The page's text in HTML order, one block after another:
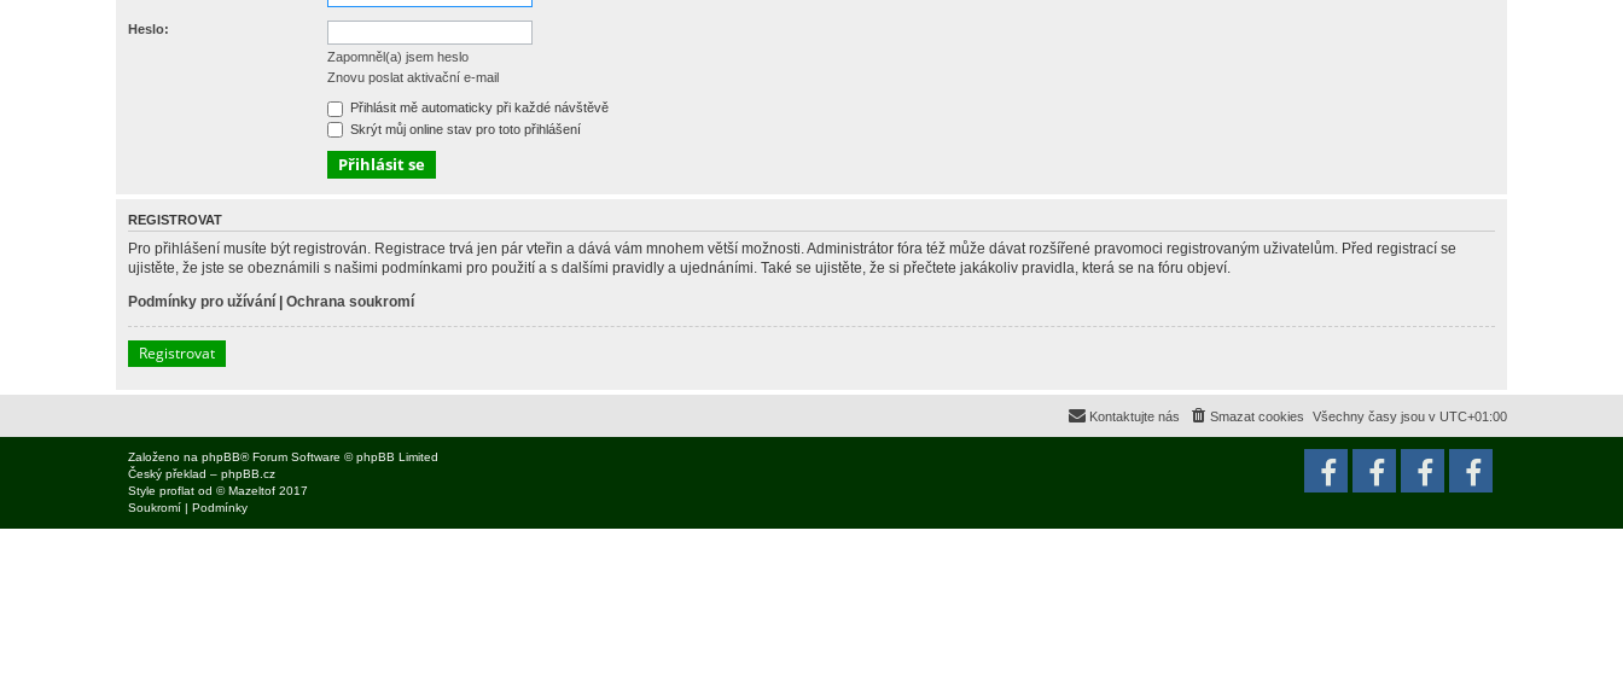
Heslo:
Zapomněl(a) jsem heslo
Znovu poslat aktivační e-mail
Přihlásit mě automaticky při každé návštěvě
Skrýt můj online stav pro toto přihlášení
REGISTROVAT
Pro přihlášení musíte být registrován. Registrace trvá jen pár vteřin a dává vám mnohem větší možnosti. Administrátor fóra též může dávat rozšířené pravomoci registrovaným uživatelům. Před registrací se
ujistěte, že jste se obeznámili s našimi podmínkami pro použití a s dalšími pravidly a ujednáními. Také se ujistěte, že si přečtete jakákoliv pravidla, která se na fóru objeví.
Podmínky pro užívání | Ochrana soukromí
Registrovat
Všechny časy jsou v UTC+01:00
Smazat cookies
Kontaktujte nás
Založeno na phpBB® Forum Software © phpBB Limited
Český překlad – phpBB.cz
Style proflat od ©Mazeltof 2017
Soukromí | Podmínky